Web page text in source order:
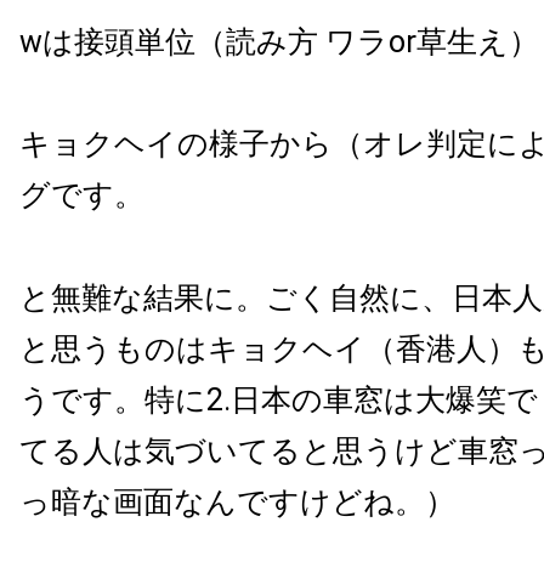
wは接頭単位（読み方 ワラor草生え）
キョクヘイの様子から（オレ判定に
グです。
と無難な結果に。ごく自然に、日本
と思うものはキョクヘイ（香港人）
うです。特に2.日本の車窓は大爆笑
てる人は気づいてると思うけど車窓
っ暗な画面なんですけどね。）